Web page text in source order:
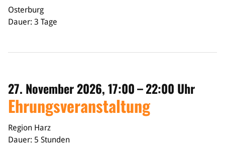
Osterburg
Dauer: 3 Tage
27. November 2026, 17:00 – 22:00 Uhr
Ehrungsveranstaltung
Region Harz
Dauer: 5 Stunden